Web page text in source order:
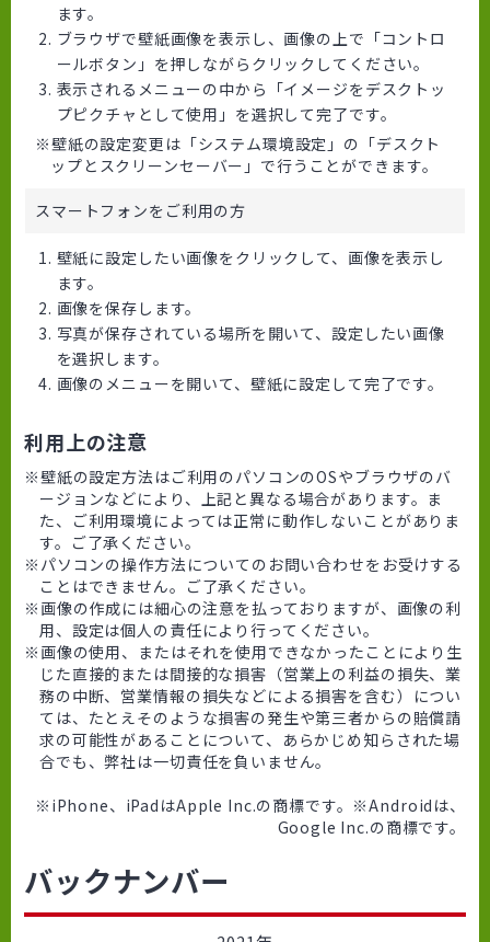
ます。
ブラウザで壁紙画像を表示し、画像の上で「コントロ
ールボタン」を押しながらクリックしてください。
表示されるメニューの中から「イメージをデスクトッ
プピクチャとして使用」を選択して完了です。
壁紙の設定変更は「システム環境設定」の「デスクト
ップとスクリーンセーバー」で行うことができます。
スマートフォンをご利用の方
壁紙に設定したい画像をクリックして、画像を表示し
ます。
画像を保存します。
写真が保存されている場所を開いて、設定したい画像
を選択します。
画像のメニューを開いて、壁紙に設定して完了です。
利用上の注意
壁紙の設定方法はご利用のパソコンのOSやブラウザのバ
ージョンなどにより、上記と異なる場合があります。ま
た、ご利用環境によっては正常に動作しないことがありま
す。ご了承ください。
パソコンの操作方法についてのお問い合わせをお受けする
ことはできません。ご了承ください。
画像の作成には細心の注意を払っておりますが、画像の利
用、設定は個人の責任により行ってください。
画像の使用、またはそれを使用できなかったことにより生
じた直接的または間接的な損害（営業上の利益の損失、業
務の中断、営業情報の損失などによる損害を含む）につい
ては、たとえそのような損害の発生や第三者からの賠償請
求の可能性があることについて、あらかじめ知らされた場
合でも、弊社は一切責任を負いません。
iPhone、iPadはApple Inc.の商標です。※Androidは、
Google Inc.の商標です。
バックナンバー